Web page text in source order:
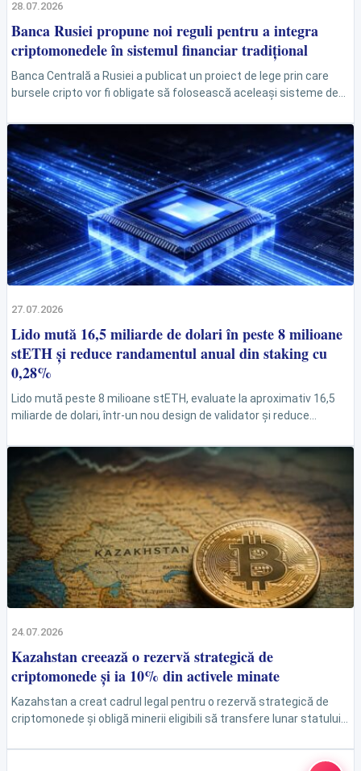
28.07.2026
Banca Rusiei propune noi reguli pentru a integra
criptomonedele în sistemul financiar tradițional
Banca Centrală a Rusiei a publicat un proiect de lege prin care
bursele cripto vor fi obligate să folosească aceleași sisteme de
27.07.2026
Lido mută 16,5 miliarde de dolari în peste 8 milioane
stETH și reduce randamentul anual din staking cu
0,28%
Lido mută peste 8 milioane stETH, evaluate la aproximativ 16,5
miliarde de dolari, într-un nou design de validator și reduce
24.07.2026
Kazahstan creează o rezervă strategică de
criptomonede și ia 10% din activele minate
Kazahstan a creat cadrul legal pentru o rezervă strategică de
criptomonede și obligă minerii eligibili să transfere lunar statului